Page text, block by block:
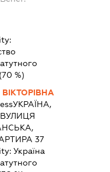
(70 %)
УКРАЇНА,
ВУЛИЦЯ
37
Україна